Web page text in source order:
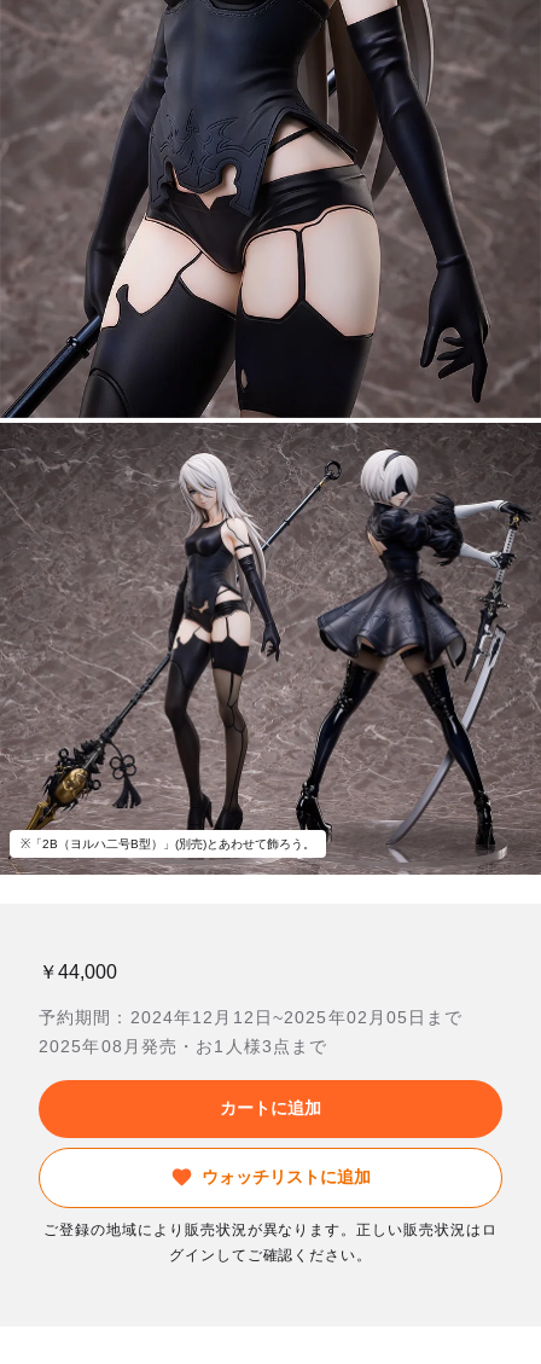
※「2B（ヨルハ二号B型）」(別売)とあわせて飾ろう。
￥44,000
予約期間：2024年12月12日~2025年02月05日まで
2025年08月発売・お1人様3点まで
カートに追加
ウォッチリストに追加
ご登録の地域により販売状況が異なります。正しい販売状況はロ
グインしてご確認ください。